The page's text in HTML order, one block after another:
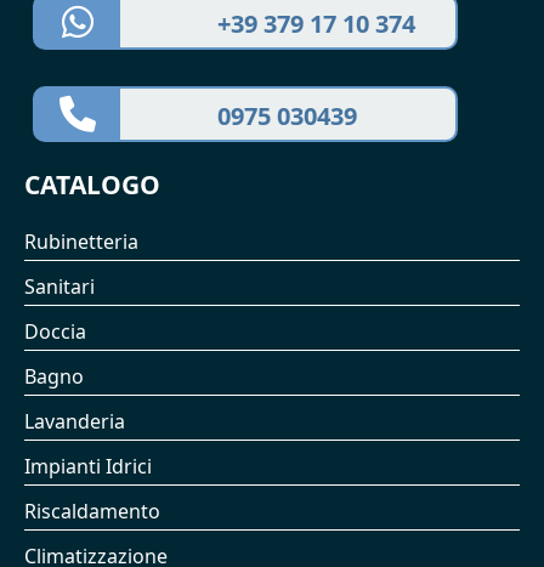
+39 379 17 10 374
0975 030439
CATALOGO
Rubinetteria
Sanitari
Doccia
Bagno
Lavanderia
Impianti Idrici
Riscaldamento
Climatizzazione